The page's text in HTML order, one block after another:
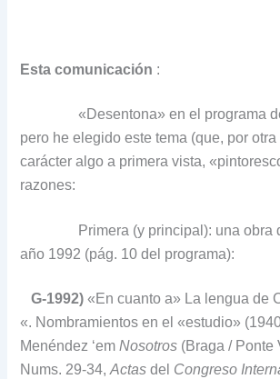
Esta comunicación :
«Desentona» en el programa
pero he elegido este tema (que, por
carácter algo a primera vista,
razones:
Primera (y principal): una obra
año 1992 (pág. 10 del programa):
G-1992) «En cuanto a» La lengua de
«. Nombramientos en el «estudio»
Menéndez ‘emNosotros (Braga / Ponte
Nums. 29-34,Actas del Congreso